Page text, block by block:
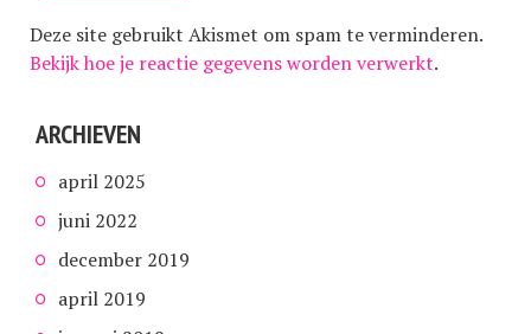
Deze site gebruikt Akismet om spam te verminderen.
Bekijk hoe je reactie gegevens worden verwerkt.
ARCHIEVEN
april 2025
juni 2022
december 2019
april 2019